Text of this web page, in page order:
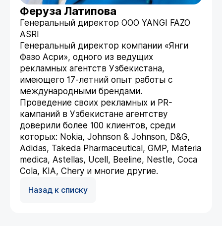
Феруза Латипова
Генеральный директор OOO YANGI FAZO
ASRI
Генеральный директор компании «Янги
Фазо Асри», одного из ведущих
рекламных агентств Узбекистана,
имеющего 17-летний опыт работы с
международными брендами.
Проведение своих рекламных и PR-
кампаний в Узбекистане агентству
доверили более 100 клиентов, среди
которых: Nokia, Johnson & Johnson, D&G,
Adidas, Takeda Pharmaceutical, GMP, Materia
medica, Astellas, Ucell, Beeline, Nestle, Coca
Cola, KIA, Chery и многие другие.
Назад к списку